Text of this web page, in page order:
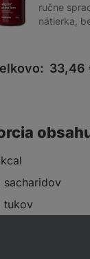
ručne
nátierka,
33,46
sacharidov
tukov